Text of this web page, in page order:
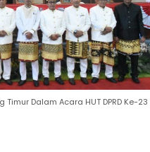
Dalam Acara HUT DPRD Ke-23